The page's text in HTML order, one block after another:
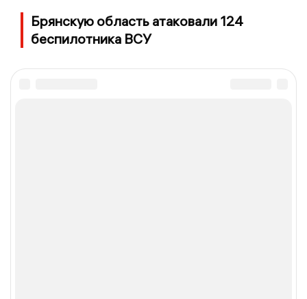
Брянскую область атаковали 124
беспилотника ВСУ